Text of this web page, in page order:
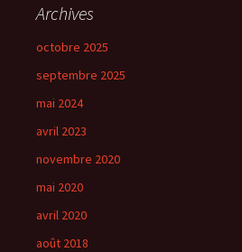
Archives
octobre 2025
septembre 2025
mai 2024
avril 2023
novembre 2020
mai 2020
avril 2020
août 2018